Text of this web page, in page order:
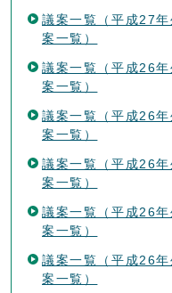
議案一覧（平成27
案一覧）
議案一覧（平成26
案一覧）
議案一覧（平成26
案一覧）
議案一覧（平成26
案一覧）
議案一覧（平成26
案一覧）
議案一覧（平成26
案一覧）